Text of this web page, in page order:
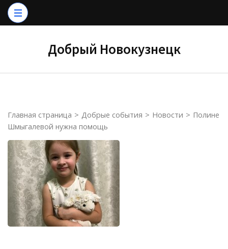
Перейти
Добрый Новокузнецк
Главная страница > Добрые события > Новости > Полине
Шмыгалевой нужна помощь